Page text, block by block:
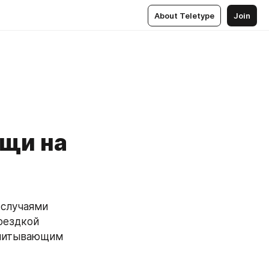
About Teletype Join
на